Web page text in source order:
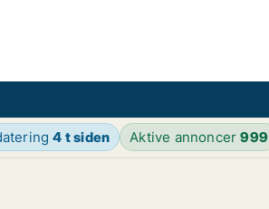
4 t siden Aktive annoncer999